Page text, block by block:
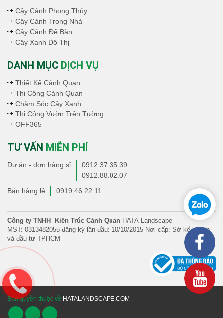
Cây Cảnh Phong Thủy
Cây Cảnh Trong Nhà
Cây Cảnh Để Bàn
Cây Xanh Đô Thị
DANH MỤC DỊCH VỤ
Thiết Kế Cảnh Quan
Thi Công Cảnh Quan
Chăm Sóc Cây Xanh
Thi Công Vườn Trên Tường
OFF365
TƯ VẤN MIỄN PHÍ
Dự án - đơn hàng sỉ
0912.37.35.39
0912.88.02.07
Bán hàng lẻ
0919.46.22.11
Công ty TNHH Kiến Trúc Cảnh Quan HATA Landscape
MST: 0313482055 đăng ký lần đầu: 10/10/2015 Nơi cấp: Sở kế hoạch
và đầu tư TPHCM
Bản quyền thuộc về HATALANDSCAPE.COM